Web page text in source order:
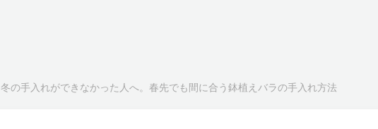
冬の手入れができなかった人へ。春先でも間に合う鉢植えバラの手入れ方法